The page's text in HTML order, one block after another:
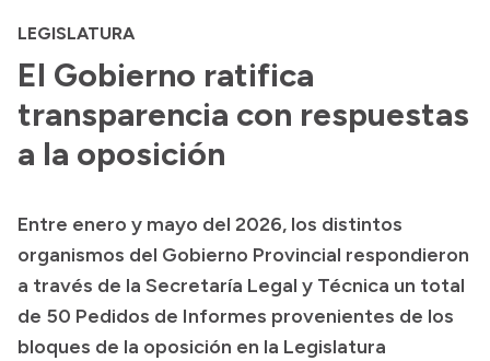
Autoridades y Organismos
Discursos en la Legislatura
Casa de Gobierno
Acerca de Río Negro
Geografía
Invertí en Río Negro
LEGISLATURA
El Gobierno ratifica
transparencia con respuestas
a la oposición
Entre enero y mayo del 2026, los distintos
organismos del Gobierno Provincial respondieron
a través de la Secretaría Legal y Técnica un total
de 50 Pedidos de Informes provenientes de los
bloques de la oposición en la Legislatura